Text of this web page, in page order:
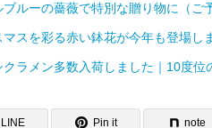
ルーの薔薇で特別な贈り物に（ご
スを彩る赤い鉢花が今年も登場し
ラメン多数入荷しました｜10度位
LINE Pin it note